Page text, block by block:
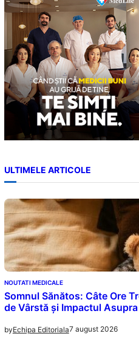
h
ULTIMELE ARTICOLE
NOUTATI MEDICALE
Somnul Sănătos: Câte Ore
de Vârstă și Impactul
byEchipa Editoriala7 august 2026